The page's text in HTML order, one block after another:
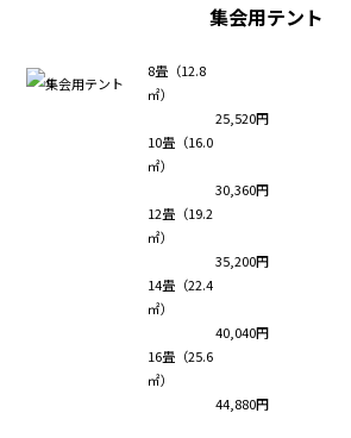
集会用テント
8畳（12.8
㎡）
25,520円
10畳（16.0
㎡）
30,360円
12畳（19.2
㎡）
35,200円
14畳（22.4
㎡）
40,040円
16畳（25.6
㎡）
44,880円